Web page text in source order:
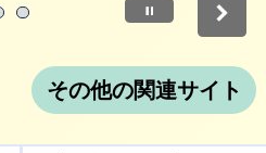
停止
その他の関連サイト